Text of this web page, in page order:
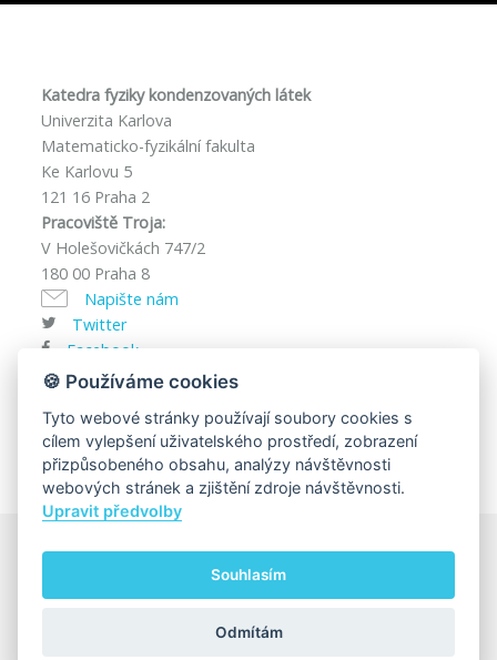
Katedra fyziky kondenzovaných látek
Univerzita Karlova
Matematicko-fyzikální fakulta
Ke Karlovu 5
121 16 Praha 2
Pracoviště Troja:
V Holešovičkách 747/2
180 00 Praha 8
Napište nám
Twitter
Facebook
IČ: 00216208
Univerzita Karlova, Matematicko-fyzikální fakulta
Za obsah této stránky zodpovídá:Katedra fyziky
kondenzovaných látek
🍪 Používáme cookies
Tyto webové stránky používají soubory cookies s
cílem vylepšení uživatelského prostředí, zobrazení
přizpůsobeného obsahu, analýzy návštěvnosti
webových stránek a zjištění zdroje návštěvnosti.
Upravit předvolby
Souhlasím
Odmítám